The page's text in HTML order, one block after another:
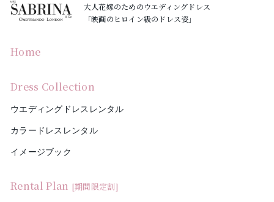
大人花嫁のためのウエディングドレス
「映画のヒロイン級のドレス姿」
Home
Dress Collection
ウエディングドレスレンタル
カラードレスレンタル
イメージブック
Rental Plan [期間限定割]